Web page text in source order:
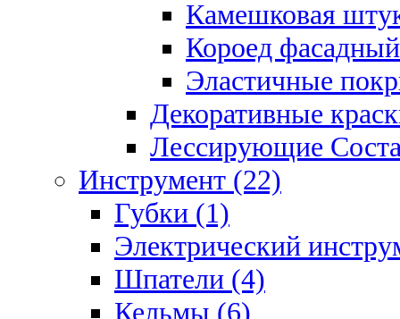
Камешковая
Короед
Эластичные
Декоративные
Лессирующие
Инструмент (22)
Губки (1)
Электрический
Шпатели (4)
Кельмы (6)